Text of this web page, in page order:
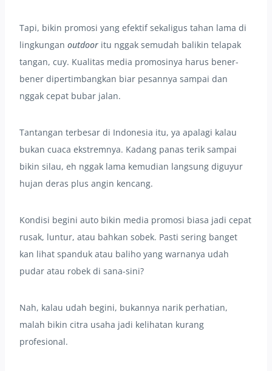
Tapi, bikin promosi yang efektif sekaligus tahan lama di
lingkungan outdoor itu nggak semudah balikin telapak
tangan, cuy. Kualitas media promosinya harus bener-
bener dipertimbangkan biar pesannya sampai dan
nggak cepat bubar jalan.
Tantangan terbesar di Indonesia itu, ya apalagi kalau
bukan cuaca ekstremnya. Kadang panas terik sampai
bikin silau, eh nggak lama kemudian langsung diguyur
hujan deras plus angin kencang.
Kondisi begini auto bikin media promosi biasa jadi cepat
rusak, luntur, atau bahkan sobek. Pasti sering banget
kan lihat spanduk atau baliho yang warnanya udah
pudar atau robek di sana-sini?
Nah, kalau udah begini, bukannya narik perhatian,
malah bikin citra usaha jadi kelihatan kurang
profesional.